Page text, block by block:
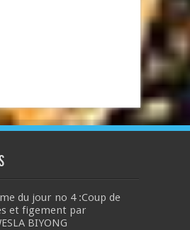
du jour no 4 :Coup de
et figement par
BIYONG